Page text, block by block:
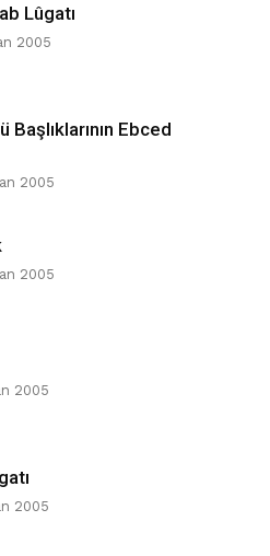
Lûgatı
2005
Başlıklarının Ebced
2005
2005
2005
2005